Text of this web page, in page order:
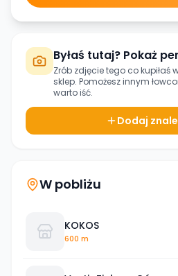
Byłaś tutaj? Pokaż
Zrób zdjęcie tego co kupiłaś
sklep. Pomożesz innym
warto iść.
Dodaj
W pobliżu
KOKOS
600 m